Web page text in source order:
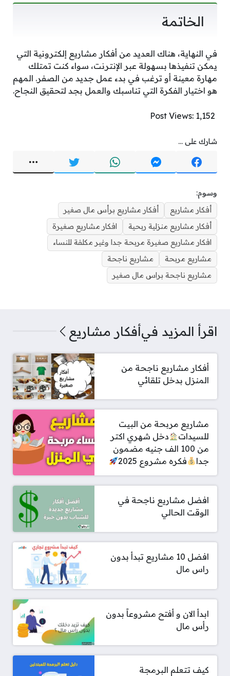
الخاتمة
في النهاية، هناك العديد من أفكار مشاريع إلكترونية التي
يمكن تنفيذها بسهولة عبر الإنترنت، سواء كنت تمتلك
مهارة معينة أو ترغب في بدء عمل جديد من الصفر. المهم
هو اختيار الفكرة التي تناسبك والعمل بجد لتحقيق النجاح.
Post Views: 1٬152
شارك على ...
وسوم:
أفكار مشاريع
أفكار مشاريع برأس مال صغير
أفكار مشاريع منزلية ربحية
افكار مشاريع صغيرة
افكار مشاريع صغيرة مربحة جدا وغير مكلفة للنساء
مشاريع مربحة
مشاريع ناجحة
مشاريع ناجحة براس مال صغير
اقرأ المزيد فيأفكار مشاريع
أفكار مشاريع ناجحة من
المنزل بدخل تلقائي
مشاريع مربحة من البيت
للسيدات
دخل شهري اكتر
من 100 الف جنيه مضمون
جدا
فكره مشروع 2025
افضل مشاريع ناجحة في
الوقت الحالي
افضل 10 مشاريع تبدأ بدون
راس مال
ابدأ الان و أفتح مشروعاً بدون
رأس مال
كيف تتعلم البرمجة